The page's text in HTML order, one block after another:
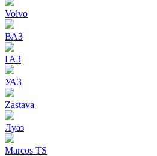
Volvo
ВАЗ
ГАЗ
УАЗ
Zastava
Луаз
Marcos TS